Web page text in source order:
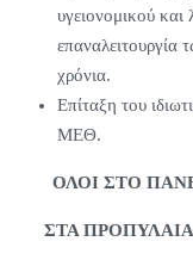
υγειονομικού
επαναλειτουργία
χρόνια.
Επίταξη του
ΜΕΘ.
ΟΛΟΙ ΣΤΟ
ΣΤΑ